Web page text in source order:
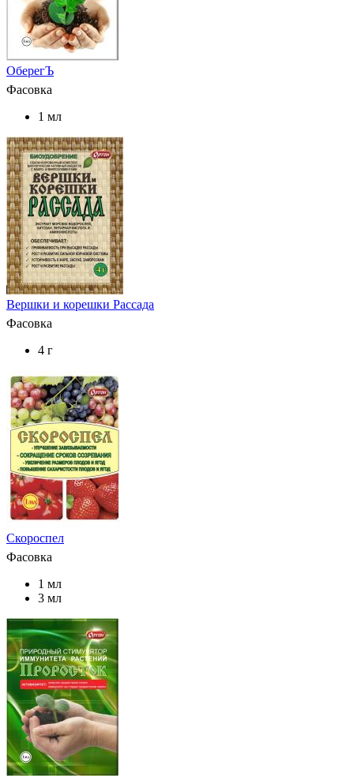
ОберегЪ
Фасовка
1 мл
Вершки и корешки Рассада
Фасовка
4 г
Скороспел
Фасовка
1 мл
3 мл